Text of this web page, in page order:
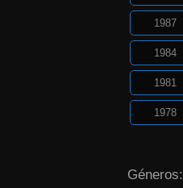
1987
1984
1981
1978
Géneros: